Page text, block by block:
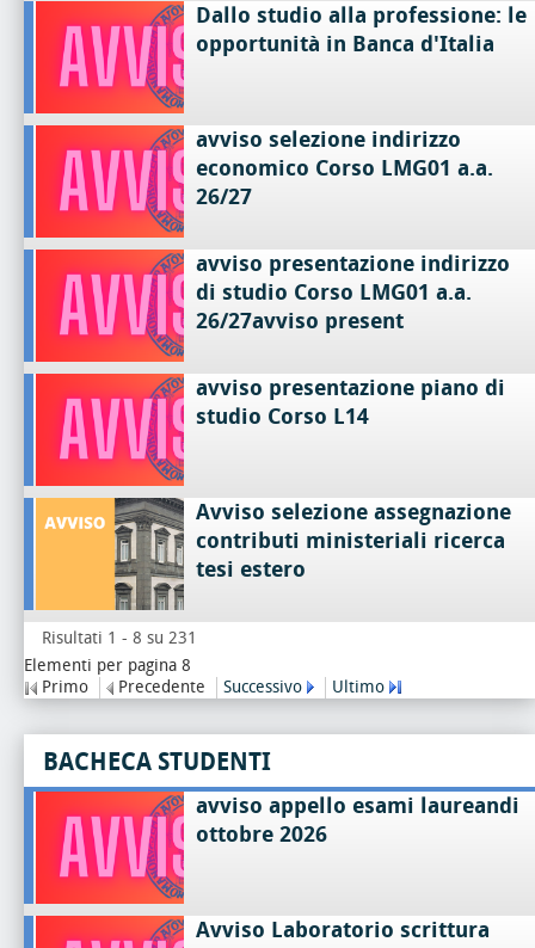
Dallo studio alla professione: le
opportunità in Banca d'Italia
avviso selezione indirizzo
economico Corso LMG01 a.a.
26/27
avviso presentazione indirizzo
di studio Corso LMG01 a.a.
26/27avviso present
avviso presentazione piano di
studio Corso L14
Avviso selezione assegnazione
contributi ministeriali ricerca
tesi estero
Risultati 1 - 8 su 231
Elementi per pagina 8
Primo
Precedente Successivo Ultimo
BACHECA STUDENTI
avviso appello esami laureandi
ottobre 2026
Avviso Laboratorio scrittura